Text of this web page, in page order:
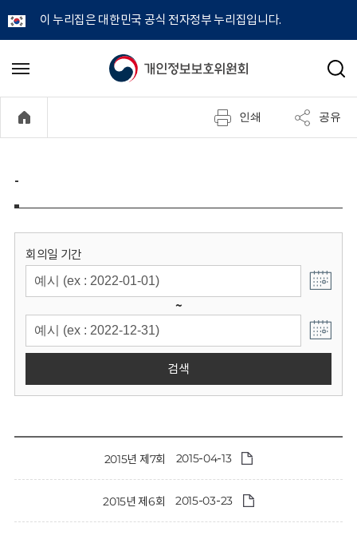
이 누리집은 대한민국 공식 전자정부 누리집입니다.
개
정
보
위
원
회
메
기
검
인쇄 공유
-
회의일 기간
~
검색
2015년 제7회 2015-04-13
2015년 제6회 2015-03-23